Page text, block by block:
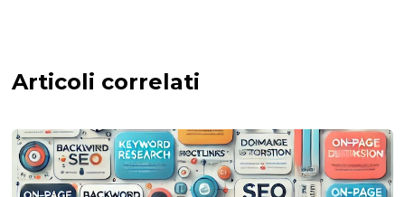
Articoli correlati